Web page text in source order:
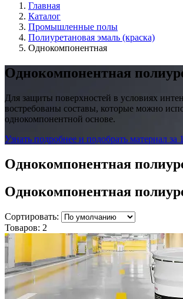
Главная
Каталог
Промышленные полы
Полиуретановая эмаль (краска)
Однокомпонентная
Однокомпонентная
Для защиты поверхностей в условиях
востребованы составы, которые можно
однокомпонентной основе.
Узнать подробнее и подобрать материал за
Однокомпонентная
Однокомпонентная
Сортировать:
Товаров: 2